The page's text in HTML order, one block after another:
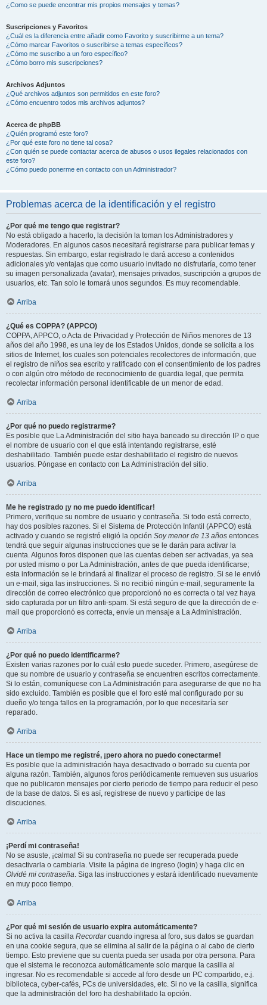
¿Como se puede encontrar mis propios mensajes y temas?
Suscripciones y Favoritos
¿Cuál es la diferencia entre añadir como Favorito y suscribirme a un tema?
¿Cómo marcar Favoritos o suscribirse a temas específicos?
¿Cómo me suscribo a un foro específico?
¿Cómo borro mis suscripciones?
Archivos Adjuntos
¿Qué archivos adjuntos son permitidos en este foro?
¿Cómo encuentro todos mis archivos adjuntos?
Acerca de phpBB
¿Quién programó este foro?
¿Por qué este foro no tiene tal cosa?
¿Con quién se puede contactar acerca de abusos o usos ilegales relacionados con
este foro?
¿Cómo puedo ponerme en contacto con un Administrador?
Problemas acerca de la identificación y el registro
¿Por qué me tengo que registrar?
No está obligado a hacerlo, la decisión la toman los Administradores y
Moderadores. En algunos casos necesitará registrarse para publicar temas y
respuestas. Sin embargo, estar registrado le dará acceso a contenidos
adicionales y/o ventajas que como usuario invitado no disfrutaría, como tener
su imagen personalizada (avatar), mensajes privados, suscripción a grupos de
usuarios, etc. Tan solo le tomará unos segundos. Es muy recomendable.
Arriba
¿Qué es COPPA? (APPCO)
COPPA, APPCO, o Acta de Privacidad y Protección de Niños menores de 13
años del año 1998, es una ley de los Estados Unidos, donde se solicita a los
sitios de Internet, los cuales son potenciales recolectores de información, que
el registro de niños sea escrito y ratificado con el consentimiento de los padres
o con algún otro método de reconocimiento de guardia legal, que permita
recolectar información personal identificable de un menor de edad.
Arriba
¿Por qué no puedo registrarme?
Es posible que La Administración del sitio haya baneado su dirección IP o que
el nombre de usuario con el que está intentando registrarse, esté
deshabilitado. También puede estar deshabilitado el registro de nuevos
usuarios. Póngase en contacto con La Administración del sitio.
Arriba
Me he registrado ¡y no me puedo identificar!
Primero, verifique su nombre de usuario y contraseña. Si todo está correcto,
hay dos posibles razones. Si el Sistema de Protección Infantil (APPCO) está
activado y cuando se registró eligió la opción Soy menor de 13 años entonces
tendrá que seguir algunas instrucciones que se le darán para activar la
cuenta. Algunos foros disponen que las cuentas deben ser activadas, ya sea
por usted mismo o por La Administración, antes de que pueda identificarse;
esta información se le brindará al finalizar el proceso de registro. Si se le envió
un e-mail, siga las instrucciones. Si no recibió ningún e-mail, seguramente la
dirección de correo electrónico que proporcionó no es correcta o tal vez haya
sido capturada por un filtro anti-spam. Si está seguro de que la dirección de e-
mail que proporcionó es correcta, envíe un mensaje a La Administración.
Arriba
¿Por qué no puedo identificarme?
Existen varias razones por lo cuál esto puede suceder. Primero, asegúrese de
que su nombre de usuario y contraseña se encuentren escritos correctamente.
Si lo están, comuníquese con La Administración para asegurarse de que no ha
sido excluido. También es posible que el foro esté mal configurado por su
dueño y/o tenga fallos en la programación, por lo que necesitaría ser
reparado.
Arriba
Hace un tiempo me registré, ¡pero ahora no puedo conectarme!
Es posible que la administración haya desactivado o borrado su cuenta por
alguna razón. También, algunos foros periódicamente remueven sus usuarios
que no publicaron mensajes por cierto periodo de tiempo para reducir el peso
de la base de datos. Si es así, registrese de nuevo y participe de las
discuciones.
Arriba
¡Perdí mi contraseña!
No se asuste, ¡calma! Si su contraseña no puede ser recuperada puede
desactivarla o cambiarla. Visite la página de ingreso (login) y haga clic en
Olvidé mi contraseña. Siga las instrucciones y estará identificado nuevamente
en muy poco tiempo.
Arriba
¿Por qué mi sesión de usuario expira automáticamente?
Si no activa la casilla Recordarcuando ingresa al foro, sus datos se guardan
en una cookie segura, que se elimina al salir de la página o al cabo de cierto
tiempo. Esto previene que su cuenta pueda ser usada por otra persona. Para
que el sistema le reconozca automáticamente solo marque la casilla al
ingresar. No es recomendable si accede al foro desde un PC compartido, e.j.
biblioteca, cyber-cafés, PCs de universidades, etc. Si no ve la casilla, significa
que la administración del foro ha deshabilitado la opción.